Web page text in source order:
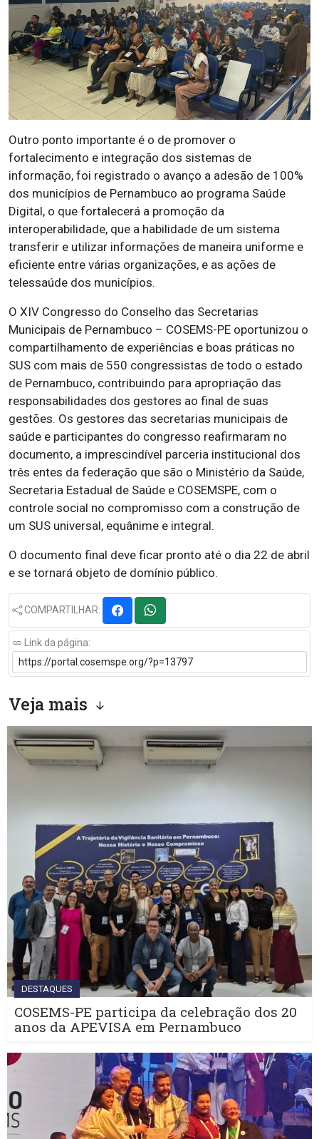
Outro ponto importante é o de promover o
fortalecimento e integração dos sistemas de
informação, foi registrado o avanço a adesão de 100%
dos municípios de Pernambuco ao programa Saúde
Digital, o que fortalecerá a promoção da
interoperabilidade, que a habilidade de um sistema
transferir e utilizar informações de maneira uniforme e
eficiente entre várias organizações, e as ações de
telessaúde dos municípios.
O XIV Congresso do Conselho das Secretarias
Municipais de Pernambuco – COSEMS-PE oportunizou o
compartilhamento de experiências e boas práticas no
SUS com mais de 550 congressistas de todo o estado
de Pernambuco, contribuindo para apropriação das
responsabilidades dos gestores ao final de suas
gestões. Os gestores das secretarias municipais de
saúde e participantes do congresso reafirmaram no
documento, a imprescindível parceria institucional dos
três entes da federação que são o Ministério da Saúde,
Secretaria Estadual de Saúde e COSEMSPE, com o
controle social no compromisso com a construção de
um SUS universal, equânime e integral.
O documento final deve ficar pronto até o dia 22 de abril
e se tornará objeto de domínio público.
COMPARTILHAR:
Link da página:
Veja mais
DESTAQUES
COSEMS-PE participa da celebração dos 20
anos da APEVISA em Pernambuco